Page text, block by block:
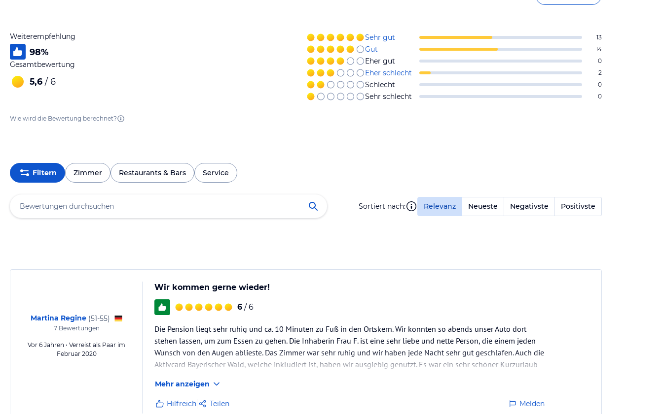
Weiterempfehlung
98%
Gesamtbewertung
5,6 / 6
Sehr gut 13
Gut 14
Eher gut 0
Eher schlecht 2
Schlecht 0
Sehr schlecht 0
Wie wird die Bewertung berechnet?
Filtern Zimmer Restaurants & Bars Service
Sortiert nach: Relevanz Neueste Negativste Positivste
Martina Regine (51-55)
7Bewertungen
Vor 6 Jahren • Verreist als Paar im
Februar 2020
Wir kommen gerne wieder!
6 / 6
Die Pension liegt sehr ruhig und ca. 10 Minuten zu Fuß in den Ortskern. Wir konnten so abends unser Auto dort
stehen lassen, um zum Essen zu gehen. Die Inhaberin Frau F. ist eine sehr liebe und nette Person, die einem jeden
Wunsch von den Augen ablieste. Das Zimmer war sehr ruhig und wir haben jede Nacht sehr gut geschlafen. Auch die
Aktivcard Bayerischer Wald, welche inkludiert ist, haben wir ausgiebig genutzt. Es war ein sehr schöner Kurzurlaub
Mehr anzeigen
Hilfreich Teilen Melden